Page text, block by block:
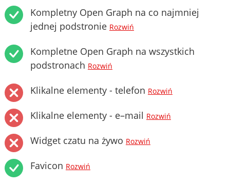
Kompletny Open Graph na co najmniej
jednej podstronie Rozwiń
Kompletne Open Graph na wszystkich
podstronach Rozwiń
Klikalne elementy - telefon Rozwiń
Klikalne elementy - e–mail Rozwiń
Widget czatu na żywo Rozwiń
Favicon Rozwiń